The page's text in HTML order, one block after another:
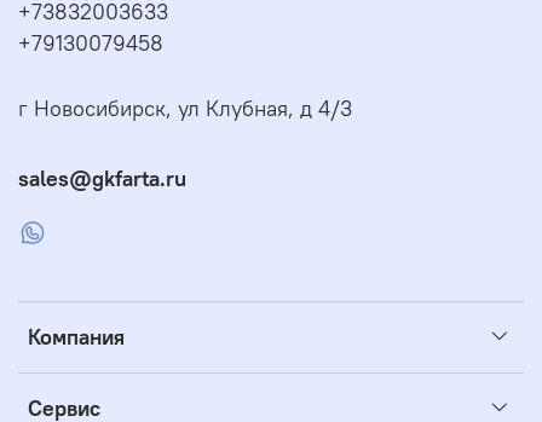
Компания
Сервис
+73832003633
+79130079458
г Новосибирск, ул Клубная, д 4/3
sales@gkfarta.ru